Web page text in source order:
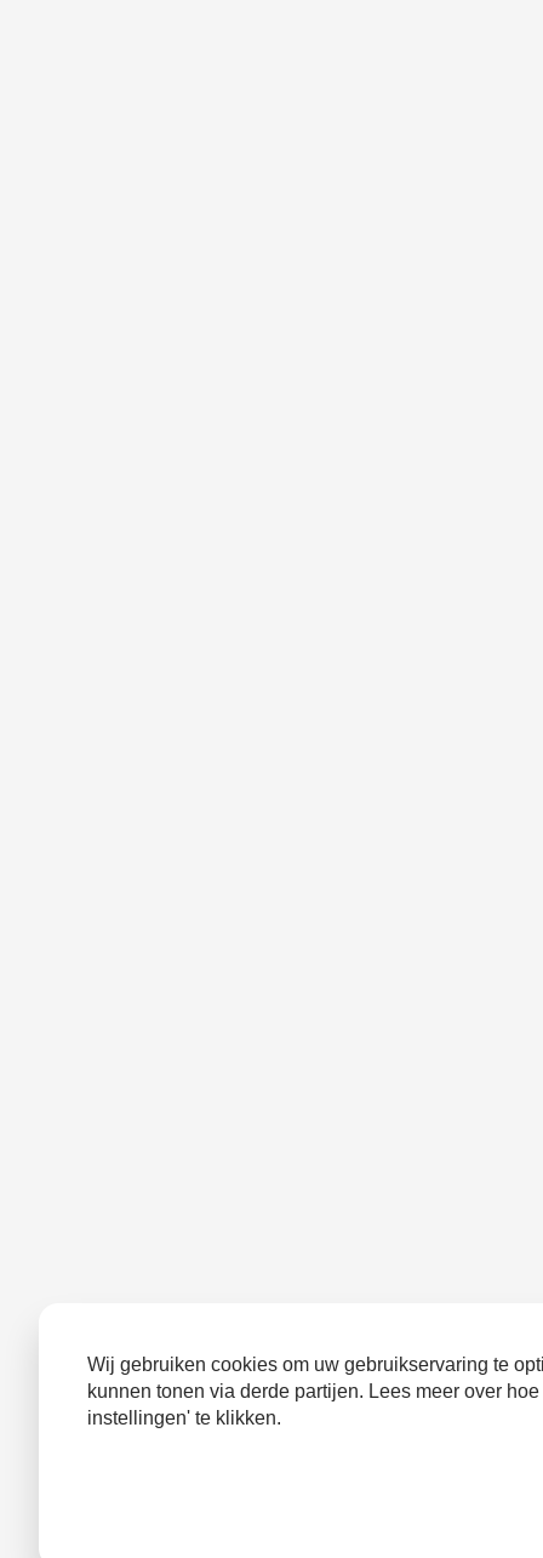
Wij gebruiken cookies om uw gebruikservaring te
kunnen tonen via derde partijen. Lees meer over
instellingen' te klikken.